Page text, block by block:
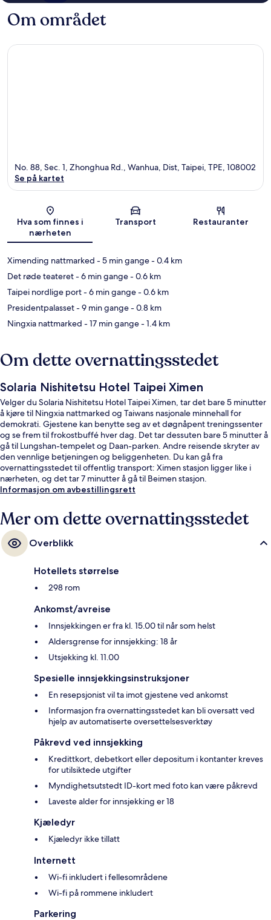
Om området
Kart
No. 88, Sec. 1, Zhonghua Rd., Wanhua, Dist, Taipei, TPE, 108002
Se på kartet
Hva som finnes i
nærheten
Transport Restauranter
Ximending nattmarked - 5 min gange- 0.4 km
Det røde teateret- 6 min gange- 0.6 km
Taipei nordlige port- 6 min gange- 0.6 km
Presidentpalasset- 9 min gange- 0.8 km
Ningxia nattmarked - 17 min gange- 1.4 km
Om dette overnattingsstedet
Solaria Nishitetsu Hotel Taipei Ximen
Velger du Solaria Nishitetsu Hotel Taipei Ximen, tar det bare 5 minutter
å kjøre til Ningxia nattmarked og Taiwans nasjonale minnehall for
demokrati. Gjestene kan benytte seg av et døgnåpent treningssenter
og se frem til frokostbuffé hver dag. Det tar dessuten bare 5 minutter å
gå til Lungshan-tempelet og Daan-parken. Andre reisende skryter av
den vennlige betjeningen og beliggenheten. Du kan gå fra
overnattingsstedet til offentlig transport: Ximen stasjon ligger like i
nærheten, og det tar 7 minutter å gå til Beimen stasjon.
Informasjon om avbestillingsrett
Mer om dette overnattingsstedet
Overblikk
Hotellets størrelse
298 rom
Ankomst/avreise
Innsjekkingen er fra kl. 15.00 til når som helst
Aldersgrense for innsjekking: 18 år
Utsjekking kl. 11.00
Spesielle innsjekkingsinstruksjoner
En resepsjonist vil ta imot gjestene ved ankomst
Informasjon fra overnattingsstedet kan bli oversatt ved
hjelp av automatiserte oversettelsesverktøy
Påkrevd ved innsjekking
Kredittkort, debetkort eller depositum i kontanter kreves
for utilsiktede utgifter
Myndighetsutstedt ID-kort med foto kan være påkrevd
Laveste alder for innsjekking er 18
Kjæledyr
Kjæledyr ikke tillatt
Internett
Wi-fi inkludert i fellesområdene
Wi-fi på rommene inkludert
Parkering